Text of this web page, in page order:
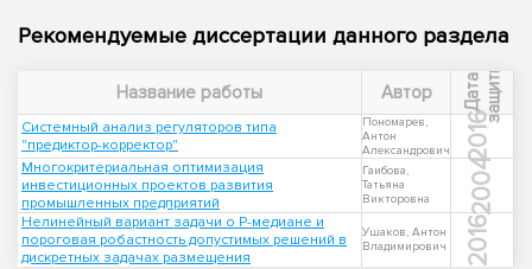
Рекомендуемые диссертации данного раздела
Название работы Автор Д
а
т
а
з
а
щ
и
ты
Системный анализ регуляторов типа
"предиктор-корректор"
Пономарев,
Антон
Александрович
2016
Многокритериальная оптимизация
инвестиционных проектов развития
промышленных предприятий
Гаибова,
Татьяна
Викторовна
2004
Нелинейный вариант задачи о P-медиане и
пороговая робастность допустимых решений в
дискретных задачах размещения
Ушаков, Антон
Владимирович
2016